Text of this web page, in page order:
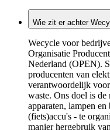
Wie zit er achter
Wecycle voor
Organisatie
Nederland (OPEN).
producenten van
verantwoordelijk
waste. Ons doel is
apparaten, lampen
(fiets)accu's - te
manier hergebruik